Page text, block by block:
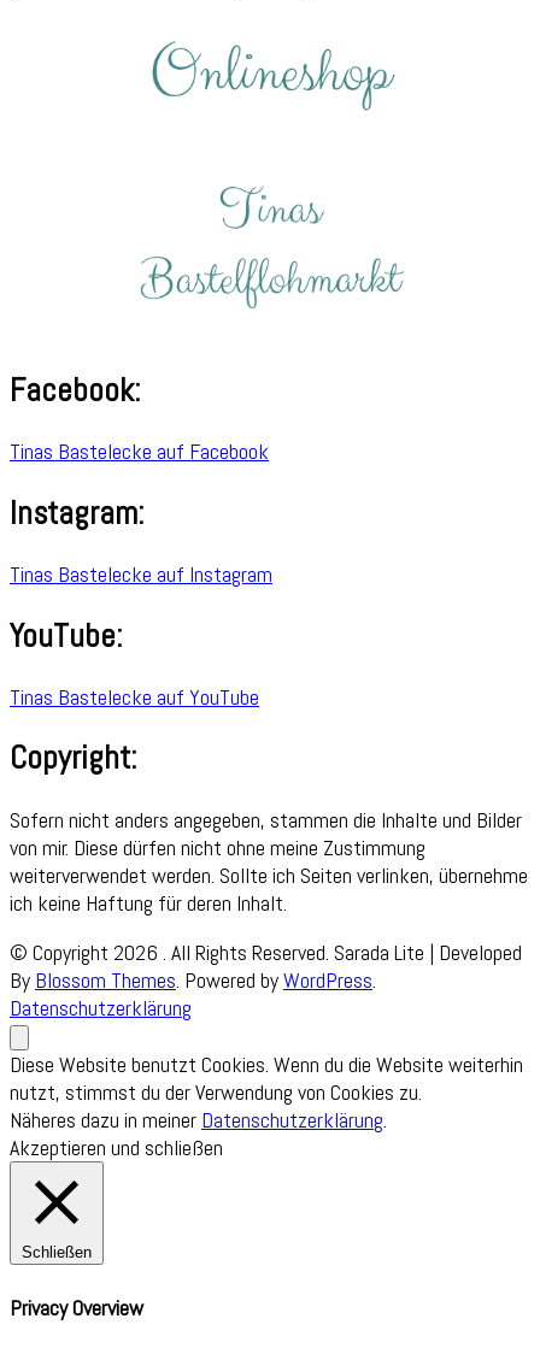
Facebook:
Tinas Bastelecke auf Facebook
Instagram:
Tinas Bastelecke auf Instagram
YouTube:
Tinas Bastelecke auf YouTube
Copyright:
Sofern nicht anders angegeben, stammen die Inhalte und Bilder
von mir. Diese dürfen nicht ohne meine Zustimmung
weiterverwendet werden. Sollte ich Seiten verlinken, übernehme
ich keine Haftung für deren Inhalt.
© Copyright 2026 . All Rights Reserved. Sarada Lite | Developed
By Blossom Themes. Powered byWordPress.
Datenschutzerklärung
Diese Website benutzt Cookies. Wenn du die Website weiterhin
nutzt, stimmst du der Verwendung von Cookies zu.
Näheres dazu in meiner Datenschutzerklärung.
Akzeptieren und schließen
Schließen
Privacy Overview